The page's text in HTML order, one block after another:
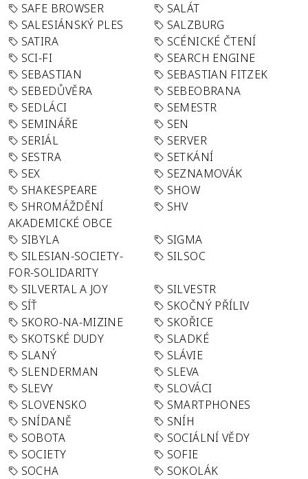
SAFE BROWSER
SALÁT
SALESIÁNSKÝ PLES
SALZBURG
SATIRA
SCÉNICKÉ ČTENÍ
SCI-FI
SEARCH ENGINE
SEBASTIAN
SEBASTIAN FITZEK
SEBEDŮVĚRA
SEBEOBRANA
SEDLÁCI
SEMESTR
SEMINÁŘE
SEN
SERIÁL
SERVER
SESTRA
SETKÁNÍ
SEX
SEZNAMOVÁK
SHAKESPEARE
SHOW
SHROMÁŽDĚNÍ
AKADEMICKÉ OBCE
SHV
SIBYLA
SIGMA
SILESIAN-SOCIETY-
FOR-SOLIDARITY
SILSOC
SILVERTAL A JOY
SILVESTR
SÍŤ
SKOČNÝ PŘÍLIV
SKORO-NA-MIZINE
SKOŘICE
SKOTSKÉ DUDY
SLADKÉ
SLANÝ
SLÁVIE
SLENDERMAN
SLEVA
SLEVY
SLOVÁCI
SLOVENSKO
SMARTPHONES
SNÍDANĚ
SNÍH
SOBOTA
SOCIÁLNÍ VĚDY
SOCIETY
SOFIE
SOCHA
SOKOLÁK